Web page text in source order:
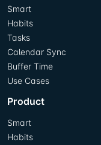
Smart
Habits
Tasks
Calendar Sync
Buffer Time
Use Cases
Product
Smart
Habits